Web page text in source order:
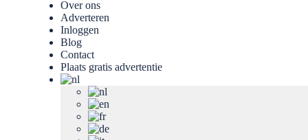
Over ons
Adverteren
Inloggen
Blog
Contact
Plaats gratis advertentie